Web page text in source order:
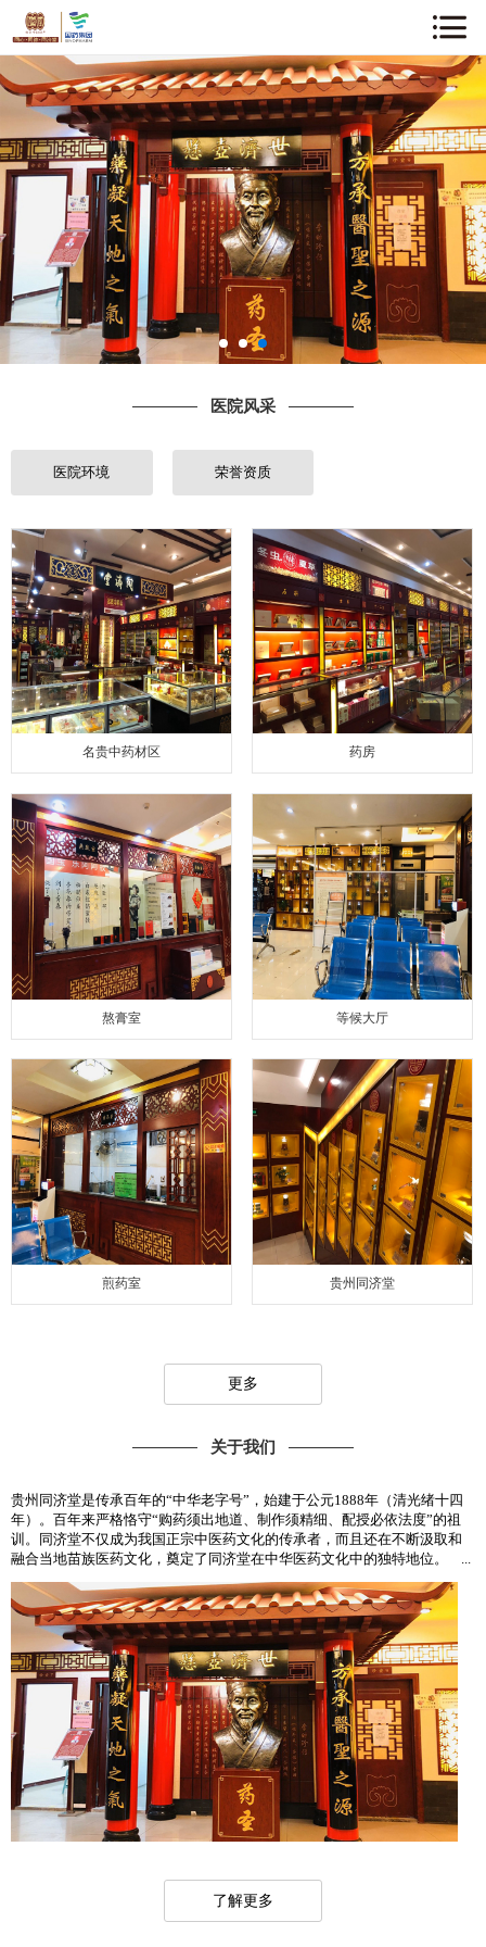
医院风采
医院环境 荣誉资质
名贵中药材区 药房
熬膏室 等候大厅
煎药室 贵州同济堂
更多
关于我们
贵州同济堂是传承百年的“中华老字号”，始建于公元1888年（清光绪十四
年）。百年来严格恪守“购药须出地道、制作须精细、配授必依法度”的祖
训。同济堂不仅成为我国正宗中医药文化的传承者，而且还在不断汲取和
融合当地苗族医药文化，奠定了同济堂在中华医药文化中的独特地位。 ...
了解更多
网站首页
关于我们
企业动态
中医知识
医院风采
就诊指南